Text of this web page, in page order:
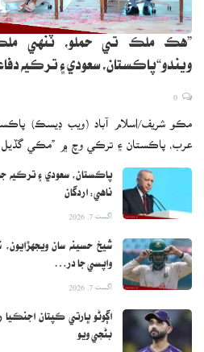
”هڪ ملڪ تي حملو، ٽنهي
ويندو“پاڪستان، سعودي ۽ ترڪيه
مڪو شريف/اسلام آباد (ويب ڊيسڪ)
عرب، پاڪستان ۽ ترڪي وچ ۾ ”مڪي گڏيل
پاڪستان، سعودي ۽ ترڪيه
ناهي: اردگان
اگست 7, 2026
شيخ حسينه سان
واپسي جا در…
اگست 7, 2026
اڳوڻو ڀارتي ڪپتان
بڻجي ويو